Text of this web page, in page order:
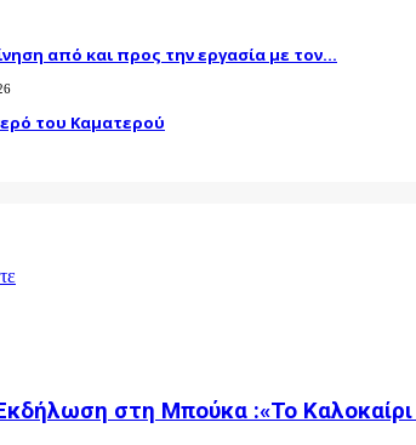
από και προς την εργασία με τον...
του Καματερού
στη Μπούκα :«Το